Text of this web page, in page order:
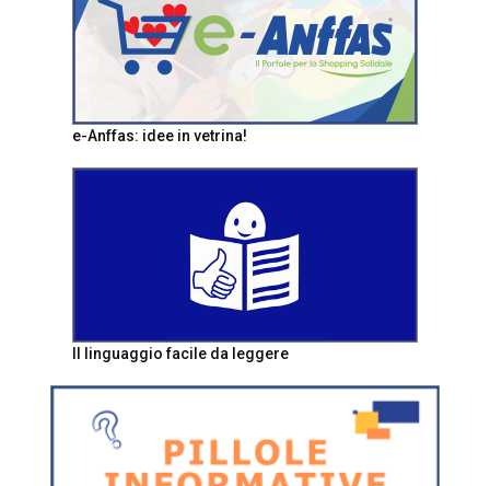
e-Anffas: idee in vetrina!
Il linguaggio facile da leggere